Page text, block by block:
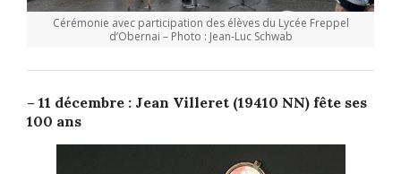
Cérémonie avec participation des élèves du Lycée Freppel
d’Obernai – Photo : Jean-Luc Schwab
– 11 décembre : Jean Villeret (19410 NN) fête ses
100 ans